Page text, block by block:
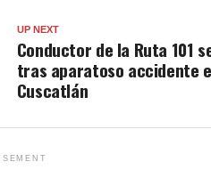
UP NEXT
Conductor de la Ruta 101
tras aparatoso accidente
Cuscatlán